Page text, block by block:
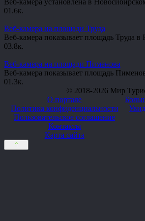
Веб-камера установлена в
01.6к.
Веб-камера на площади Труда
Веб-камера показывает площадь Труда в
03.8к.
Веб-камера на площади Пименова
Веб-камера показывает площадь
01.3к.
© 2018-2026 Мир
О портале
Политика конфиденциальности
Пользовательское соглашение
Контакты
Карта сайта